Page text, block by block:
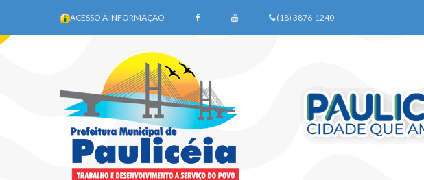
ACESSO À INFORMAÇÃO (18) 3876-1240